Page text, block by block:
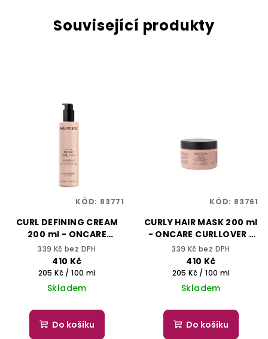
Související produkty
CURL DEFINING CREAM
200 ml - ONCARE
CURLLOVER - SELECTIVE
PROFESSIONAL
339 Kč bez DPH
410 Kč
Měrná
cena:
205 Kč / 100 ml
Skladem
Do košíku
KÓD: 83771
CURLY HAIR MASK 200 ml
- ONCARE CURLLOVER -
SELECTIVE
PROFESSIONAL
339 Kč bez DPH
410 Kč
Měrná
cena:
205 Kč / 100 ml
Skladem
Do košíku
KÓD: 83761